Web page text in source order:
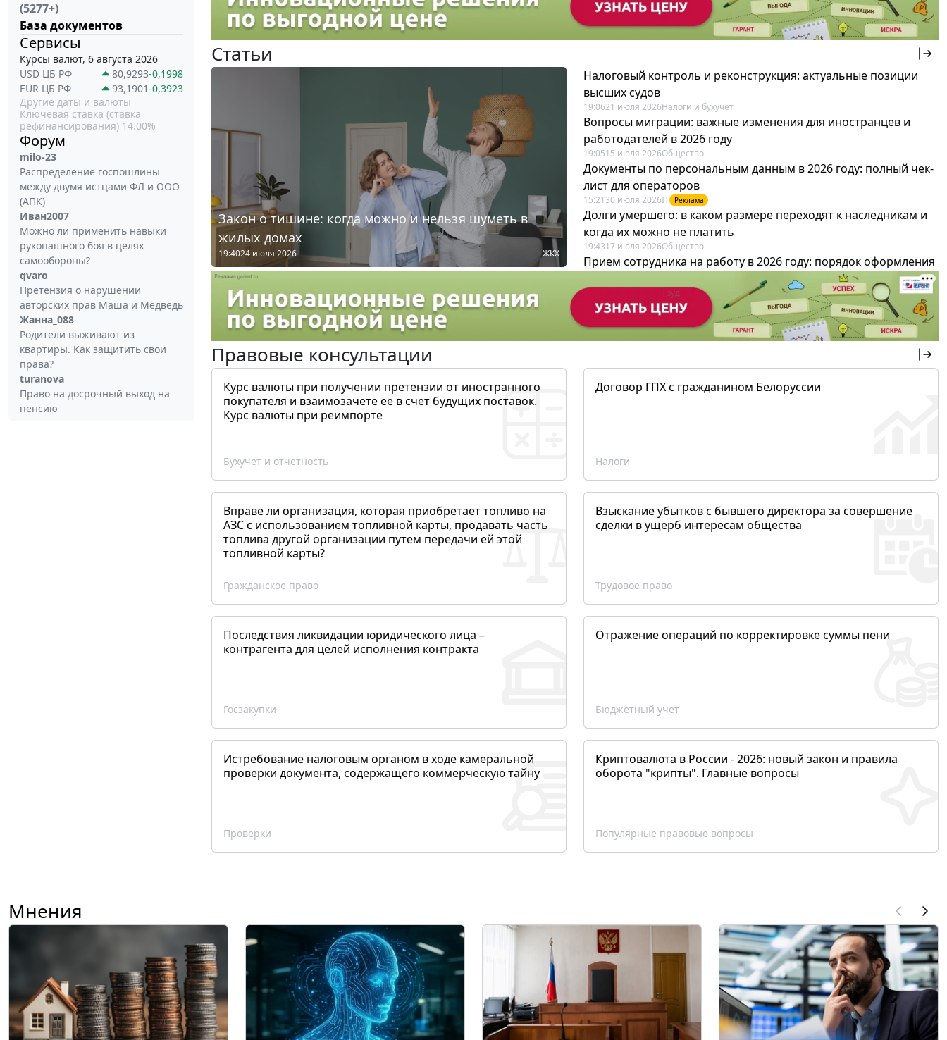
(5277+)
База документов
Сервисы
Курсы валют, 6 августа 2026
USD ЦБ РФ
80,9293-0,1998
EUR ЦБ РФ
93,1901-0,3923
Другие даты и валюты
Ключевая ставка (ставка
рефинансирования) 14.00%
Форум
milo-23
Распределение госпошлины
между двумя истцами ФЛ и ООО
(АПК)
Иван2007
Можно ли применить навыки
рукопашного боя в целях
самообороны?
qvaro
Претензия о нарушении
авторских прав Маша и Медведь
Жанна_088
Родители выживают из
квартиры. Как защитить свои
права?
turanova
Право на досрочный выход на
пенсию
Статьи
Закон о тишине: когда можно и нельзя шуметь в
жилых домах
19:4024 июля 2026 ЖКХ
Налоговый контроль и реконструкция: актуальные позиции
высших судов
19:0621 июля 2026Налоги и бухучет
Вопросы миграции: важные изменения для иностранцев и
работодателей в 2026 году
19:0515 июля 2026Общество
Документы по персональным данным в 2026 году: полный чек-
лист для операторов
15:21 30 июля 2026IT Реклама
Долги умершего: в каком размере переходят к наследникам и
когда их можно не платить
19:4317 июля 2026Общество
Прием сотрудника на работу в 2026 году: порядок оформления
12:28 Труд Реклама
Правовые консультации
Курс валюты при получении претензии от иностранного
покупателя и взаимозачете ее в счет будущих поставок.
Курс валюты при реимпорте
Бухучет и отчетность
Договор ГПХ с гражданином Белоруссии
Налоги
Вправе ли организация, которая приобретает топливо на
АЗС с использованием топливной карты, продавать часть
топлива другой организации путем передачи ей этой
топливной карты?
Гражданское право
Взыскание убытков с бывшего директора за совершение
сделки в ущерб интересам общества
Трудовое право
Последствия ликвидации юридического лица –
контрагента для целей исполнения контракта
Госзакупки
Отражение операций по корректировке суммы пени
Бюджетный учет
Истребование налоговым органом в ходе камеральной
проверки документа, содержащего коммерческую тайну
Проверки
Криптовалюта в России - 2026: новый закон и правила
оборота "крипты". Главные вопросы
Популярные правовые вопросы
Мнения